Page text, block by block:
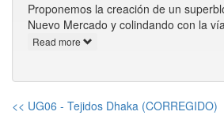
Proponemos la creación de un
Nuevo Mercado y colindando con la
Read more
<< UG06 - Tejidos Dhaka (CORREGIDO)